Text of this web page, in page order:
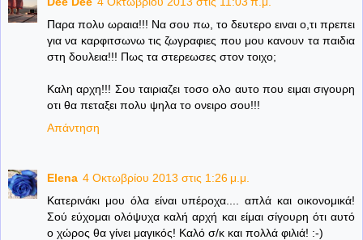
Παρα πολυ ωραια!!! Να σου πω, το δευτερο ειναι ο,τι πρεπει
για να καρφιτσωνω τις ζωγραφιες που μου κανουν τα παιδια
στη δουλεια!!! Πως τα στερεωσες στον τοιχο;
Καλη αρχη!!! Σου ταιριαζει τοσο ολο αυτο που ειμαι σιγουρη
οτι θα πεταξει πολυ ψηλα το ονειρο σου!!!
Απάντηση
Elena 4 Οκτωβρίου 2013 στις 1:26 μ.μ.
Κατερινάκι μου όλα είναι υπέροχα.... απλά και οικονομικά!
Σού εύχομαι ολόψυχα καλή αρχή και είμαι σίγουρη ότι αυτό
ο χώρος θα γίνει μαγικός! Καλό σ/κ και πολλά φιλιά! :-)